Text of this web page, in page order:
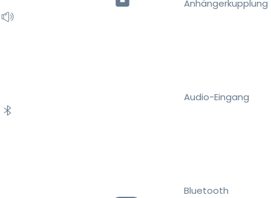
Anhängerkupplung
Audio-Eingang
Bluetooth